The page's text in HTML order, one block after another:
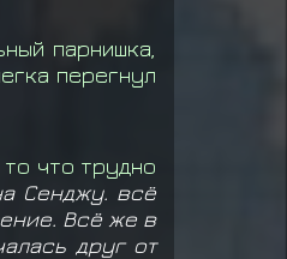
парнишка,
перегнул
что трудно
Сенджу. всё
Всё же в
друг от